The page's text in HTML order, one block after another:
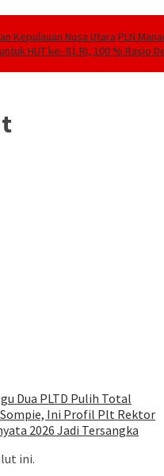
Kepulauan Nusa Utara PLN
HUT ke- 81 RI, 100 %
Dua PLTD Pulih Total
Ini Profil Plt Rektor
2026 Jadi Tersangka
ini.